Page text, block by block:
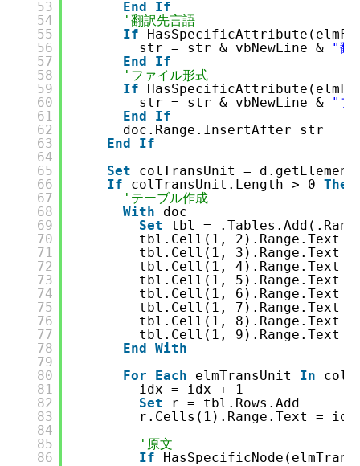
53
54
55
56
57
58
59
60
61
62
63
64
65
66
67
68
69
70
71
72
73
74
75
76
77
78
79
80
81
82
83
84
85
86
End
If
'翻訳先言語
If
str = str & vbNewLine &
"翻
End
If
'ファイル形式
If
str = str & vbNewLine &
"フ
End
If
doc.Range.InsertAfter str
End
If
Set
colTransUnit =
If
colTransUnit.Length > 0 Then
'テーブル作成
With
doc
Set
tbl =
tbl.Cell(1, 2).Range.Text
tbl.Cell(1, 3).Range.Text
tbl.Cell(1, 4).Range.Text
tbl.Cell(1, 5).Range.Text
tbl.Cell(1, 6).Range.Text
tbl.Cell(1, 7).Range.Text
tbl.Cell(1, 8).Range.Text
tbl.Cell(1, 9).Range.Text
End With
For
Each elmTransUnit In
idx = idx + 1
Set
r = tbl.Rows.Add
r.Cells(1).Range.Text = idx
'原文
If